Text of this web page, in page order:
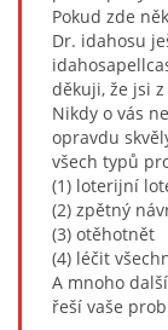
Pokud zde
Dr. idahosu
děkuji, že jsi
Nikdy o vás
opravdu
všech typů
(1) loterijní
(2) zpětný
(3) otěhotnět
(4) léčit
A mnoho
řeší vaše